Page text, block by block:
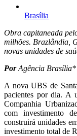
Brasília
Obra capitaneada
milhões. Brazlândia,
novas unidades de
PorAgência
A nova UBS de
pacientes por dia. A
Companhia
com investimento
construirá unidades
investimento total de